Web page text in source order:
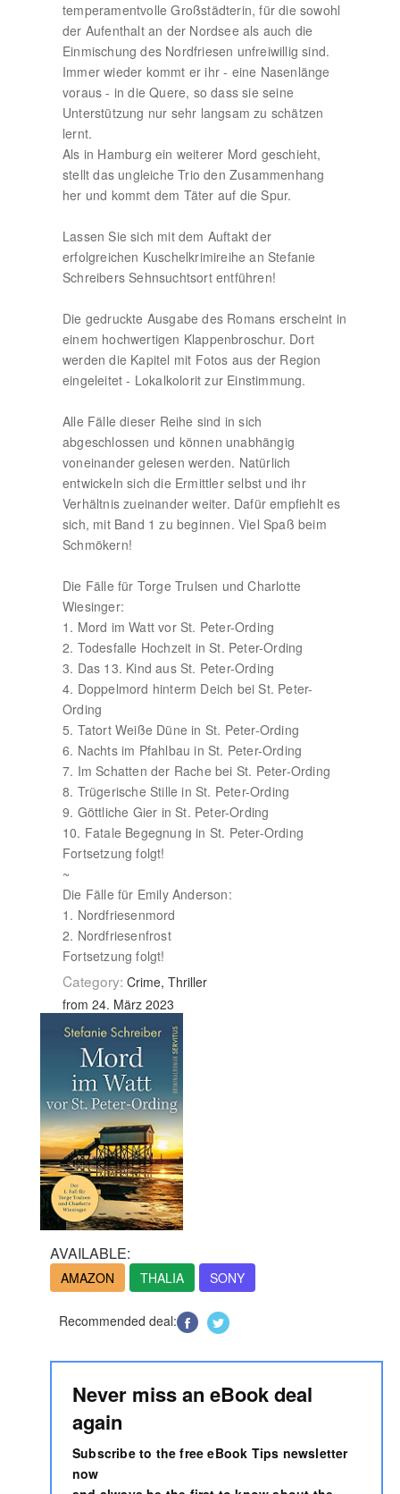
temperamentvolle Großstädterin, für die sowohl
der Aufenthalt an der Nordsee als auch die
Einmischung des Nordfriesen unfreiwillig sind.
Immer wieder kommt er ihr - eine Nasenlänge
voraus - in die Quere, so dass sie seine
Unterstützung nur sehr langsam zu schätzen
lernt.
Als in Hamburg ein weiterer Mord geschieht,
stellt das ungleiche Trio den Zusammenhang
her und kommt dem Täter auf die Spur.
Lassen Sie sich mit dem Auftakt der
erfolgreichen Kuschelkrimireihe an Stefanie
Schreibers Sehnsuchtsort entführen!
Die gedruckte Ausgabe des Romans erscheint in
einem hochwertigen Klappenbroschur. Dort
werden die Kapitel mit Fotos aus der Region
eingeleitet - Lokalkolorit zur Einstimmung.
Alle Fälle dieser Reihe sind in sich
abgeschlossen und können unabhängig
voneinander gelesen werden. Natürlich
entwickeln sich die Ermittler selbst und ihr
Verhältnis zueinander weiter. Dafür empfiehlt es
sich, mit Band 1 zu beginnen. Viel Spaß beim
Schmökern!
Die Fälle für Torge Trulsen und Charlotte
Wiesinger:
1. Mord im Watt vor St. Peter-Ording
2. Todesfalle Hochzeit in St. Peter-Ording
3. Das 13. Kind aus St. Peter-Ording
4. Doppelmord hinterm Deich bei St. Peter-
Ording
5. Tatort Weiße Düne in St. Peter-Ording
6. Nachts im Pfahlbau in St. Peter-Ording
7. Im Schatten der Rache bei St. Peter-Ording
8. Trügerische Stille in St. Peter-Ording
9. Göttliche Gier in St. Peter-Ording
10. Fatale Begegnung in St. Peter-Ording
Fortsetzung folgt!
~
Die Fälle für Emily Anderson:
1. Nordfriesenmord
2. Nordfriesenfrost
Fortsetzung folgt!
Category: Crime, Thriller
from 24. März 2023
AVAILABLE:
AMAZON THALIA SONY
Recommended deal:
Never miss an eBook deal
again
Subscribe to the free eBook Tips newsletter
now